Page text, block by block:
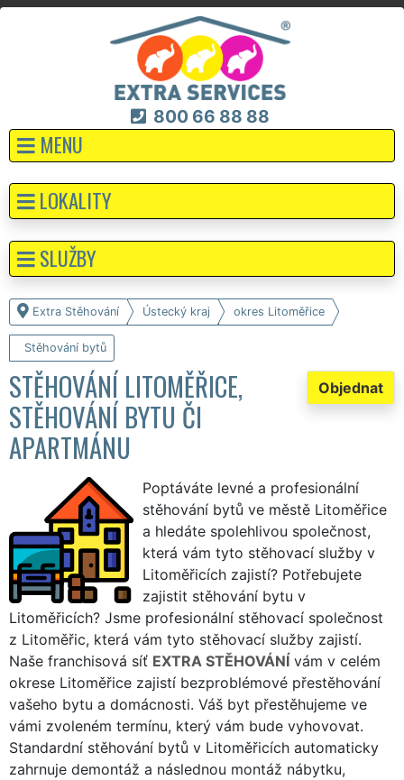
800 66 88 88
MENU
Extra Stěhování Ústecký kraj okres Litoměřice
Stěhování bytů
Objednat
STĚHOVÁNÍ LITOMĚŘICE,
STĚHOVÁNÍ BYTU ČI
APARTMÁNU
Poptáváte levné a profesionální
stěhování bytů ve městě Litoměřice
a hledáte spolehlivou společnost,
která vám tyto stěhovací služby v
Litoměřicích zajistí? Potřebujete
zajistit stěhování bytu v
Litoměřicích? Jsme profesionální stěhovací společnost
z Litoměřic, která vám tyto stěhovací služby zajistí.
Naše franchisová síť EXTRA STĚHOVÁNÍ vám v celém
okrese Litoměřice zajistí bezproblémové přestěhování
vašeho bytu a domácnosti. Váš byt přestěhujeme ve
vámi zvoleném termínu, který vám bude vyhovovat.
Standardní stěhování bytů v Litoměřicích automaticky
zahrnuje demontáž a následnou montáž nábytku,
LOKALITY
SLUŽBY